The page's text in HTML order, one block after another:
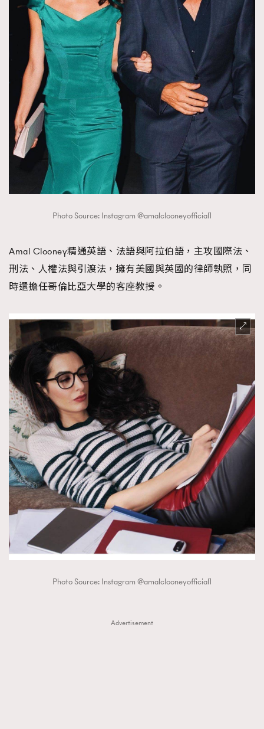
Photo Source: Instagram @amalclooneyofficial1
Amal Clooney精通英語、法語與阿拉伯語，主攻國際法、
刑法、人權法與引渡法，擁有美國與英國的律師執照，同
時還擔任哥倫比亞大學的客座教授。
Photo Source: Instagram @amalclooneyofficial1
Advertisement